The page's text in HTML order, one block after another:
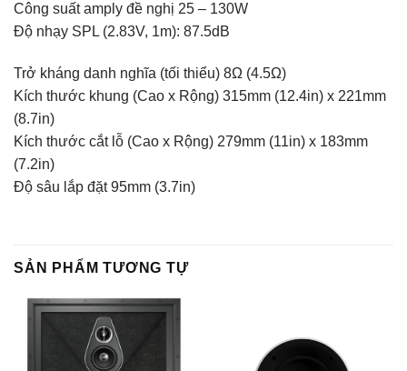
Công suất amply đề nghị 25 – 130W
Độ nhạy SPL (2.83V, 1m): 87.5dB
Trở kháng danh nghĩa (tối thiểu) 8Ω (4.5Ω)
Kích thước khung (Cao x Rộng) 315mm (12.4in) x 221mm
(8.7in)
Kích thước cắt lỗ (Cao x Rộng) 279mm (11in) x 183mm
(7.2in)
Độ sâu lắp đặt 95mm (3.7in)
SẢN PHẨM TƯƠNG TỰ